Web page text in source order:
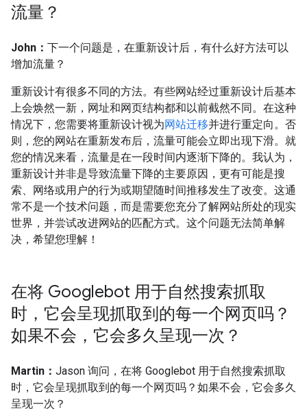
流量？
John： 下一个问题是，在重新设计后，有什么好方法可以
增加流量？
重新设计有很多不同的方法。有些网站经过重新设计后基本
上会焕然一新，网址和网页结构都和以前截然不同。在这种
情况下，您需要将重新设计视为网站迁移并进行重定向。否
则，您的网站在重新发布后，流量可能会立即出现下滑。就
您的情况来看，流量是在一段时间内逐渐下降的。我认为，
重新设计并非是导致流量下降的主要原因，更有可能是搜
索、网络或用户的行为或期望随时间推移发生了改变。这通
常不是一个技术问题，而是需要您充分了解网站所处的现实
世界，并尝试改进网站的匹配方式。这个问题无法简单解
决，希望您理解！
在将 Googlebot 用于自然搜索抓取
时，它会呈现抓取到的每一个网页吗？
如果不会，它会多久呈现一次？
Martin： Jason 询问，在将 Googlebot 用于自然搜索抓取
时，它会呈现抓取到的每一个网页吗？如果不会，它会多久
呈现一次？